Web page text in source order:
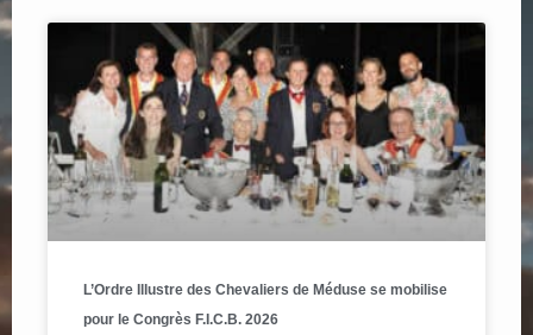
L’Ordre Illustre des Chevaliers de Méduse se mobilise
pour le Congrès F.I.C.B. 2026